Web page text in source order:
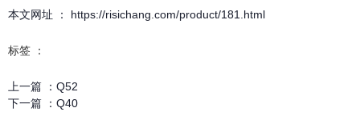
本文网址 ： https://risichang.com/product/181.html
标签 ：
上一篇 ： Q52
下一篇 ： Q40